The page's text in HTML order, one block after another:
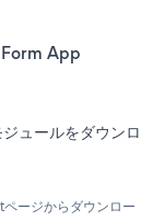
App
ールをダウンロ
ージからダウンロー